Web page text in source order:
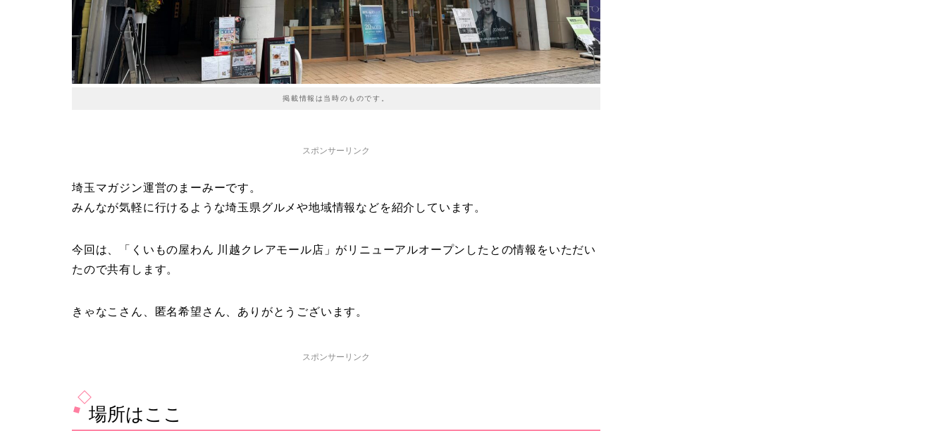
掲載情報は当時のものです。
スポンサーリンク
埼玉マガジン運営のまーみーです。
みんなが気軽に行けるような埼玉県グルメや地域情報などを紹介しています。
今回は、「くいもの屋わん 川越クレアモール店」がリニューアルオープンしたとの情報をいただい
たので共有します。
きゃなこさん、匿名希望さん、ありがとうございます。
スポンサーリンク
場所はここ